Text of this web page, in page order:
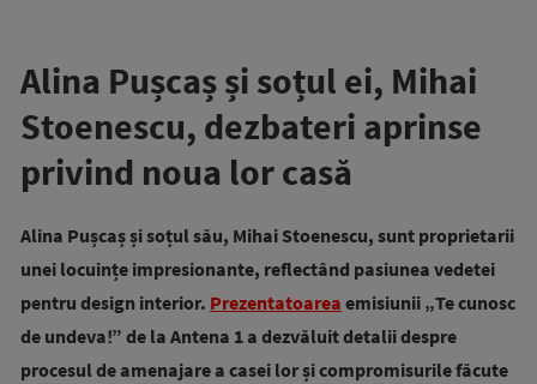
Alina Pușcaș și soțul ei, Mihai
Stoenescu, dezbateri aprinse
privind noua lor casă
Alina Pușcaș și soțul său, Mihai Stoenescu, sunt proprietarii
unei locuințe impresionante, reflectând pasiunea vedetei
pentru design interior. Prezentatoarea emisiunii „Te cunosc
de undeva!” de la Antena 1 a dezvăluit detalii despre
procesul de amenajare a casei lor și compromisurile făcute